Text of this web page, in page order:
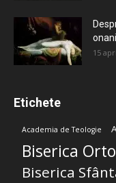
15
Etichete
Academia de Teologie
Biserica
Biserica